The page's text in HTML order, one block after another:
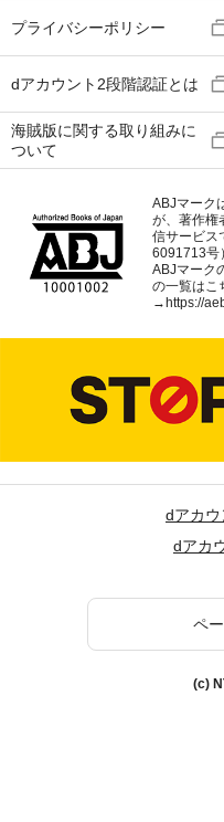
プライバシーポリシー
dアカウント2段階認証とは
海賊版に関する取り組みに
ついて
ABJマーク
が、著作権
信サービス
6091713号
ABJマーク
の一覧はこ
→https://
dアカウ
dアカ
ペ
(c)